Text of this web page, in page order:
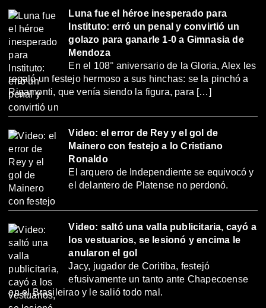
Luna fue el héroe inesperado para
Instituto: erró un penal y convirtió un
golazo para ganarle 1-0 a Gimnasia de
Mendoza
En el 108° aniversario de la Gloria, Alex les
regaló un festejo hermoso a sus hinchas: se la pinchó a
Rigamonti, que venía siendo la figura, para […]
Video: el error de Rey y el gol de
Mainero con festejo a lo Cristiano
Ronaldo
El arquero de Independiente se equivocó y
el delantero de Platense no perdonó.
Video: saltó una valla publicitaria, cayó a
los vestuarios, se lesionó y encima le
anularon el gol
Jacy, jugador de Coritiba, festejó
efusivamente un tanto ante Chapecoense
en el Brasileirao y le salió todo mal.